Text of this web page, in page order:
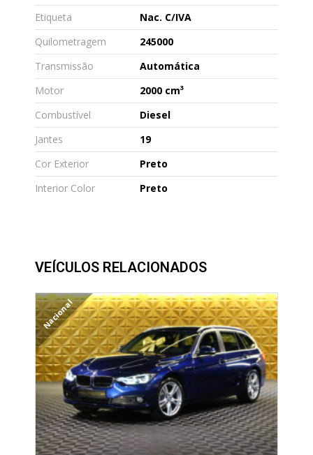
Etiqueta
Nac. C/IVA
Quilometragem
245000
Transmissão
Automática
Motor
2000 cm³
Combustível
Diesel
Jantes
19
Cor Exterior
Preto
Interior Color
Preto
VEÍCULOS RELACIONADOS
Nacional